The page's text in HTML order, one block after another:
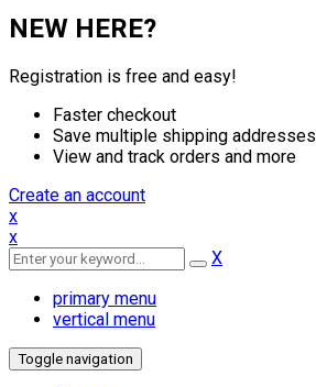
NEW HERE?
Registration is free and easy!
Faster checkout
Save multiple shipping addresses
View and track orders and more
Create an account
x
x
X
primary menu
vertical menu
Toggle navigation